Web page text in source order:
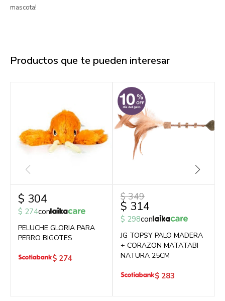
mascota!
Productos que te pueden interesar
$ 304
$ 274con
PELUCHE GLORIA PARA
PERRO BIGOTES
$ 274
$ 314
$ 349
$ 298con
JG TOPSY PALO MADERA
+ CORAZON MATATABI
NATURA 25CM
$ 283